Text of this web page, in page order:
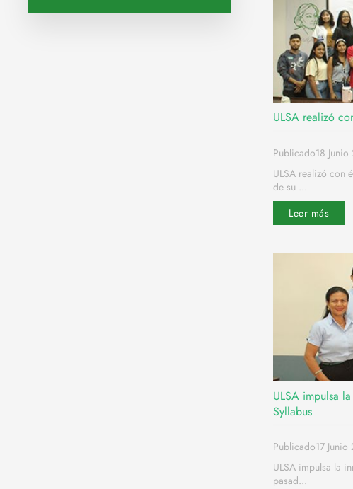
ULSA realizó
Publicado18 Junio
ULSA realizó con
de su ...
Leer más
ULSA impulsa
Syllabus
Publicado17 Junio
ULSA impulsa la
pasad...